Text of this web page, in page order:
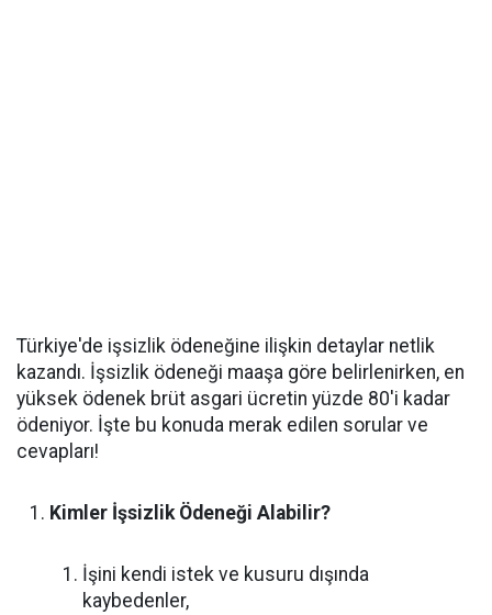
Türkiye'de işsizlik ödeneğine ilişkin detaylar netlik
kazandı. İşsizlik ödeneği maaşa göre belirlenirken, en
yüksek ödenek brüt asgari ücretin yüzde 80'i kadar
ödeniyor. İşte bu konuda merak edilen sorular ve
cevapları!
Kimler İşsizlik Ödeneği Alabilir?
İşini kendi istek ve kusuru dışında
kaybedenler,